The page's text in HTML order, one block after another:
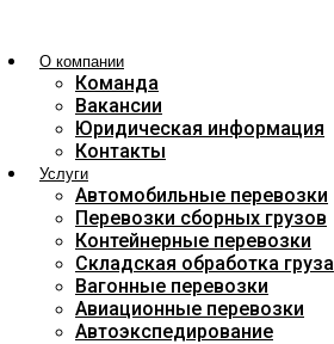
О компании
Команда
Вакансии
Юридическая информация
Контакты
Услуги
Автомобильные перевозки
Перевозки сборных грузов
Контейнерные перевозки
Складская обработка груза
Вагонные перевозки
Авиационные перевозки
Автоэкспедирование